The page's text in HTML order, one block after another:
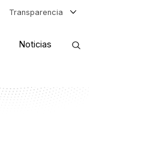
Transparencia
Noticias